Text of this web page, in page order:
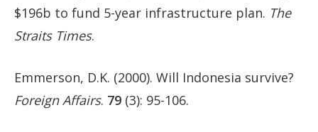
$196b to fund 5-year infrastructure plan. The
Straits Times.
Emmerson, D.K. (2000). Will Indonesia survive?
Foreign Affairs. 79 (3): 95-106.